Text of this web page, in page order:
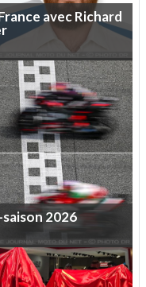
avecRichard
saison 2026